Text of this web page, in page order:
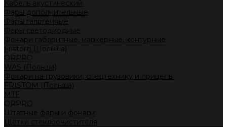
Кабель акустический
Фары дополнительные
Фары галогенные
Фары светодиодные
Фонари габаритные, маркерные, контурные
Fristom (Польша)
ORPRO
WAS (Польша)
Фонари на грузовики, спецтехнику и прицепы
FRISTOM (Польша)
MTF
ORPRO
Штатные фары и фонари
Щетки стеклоочистителя